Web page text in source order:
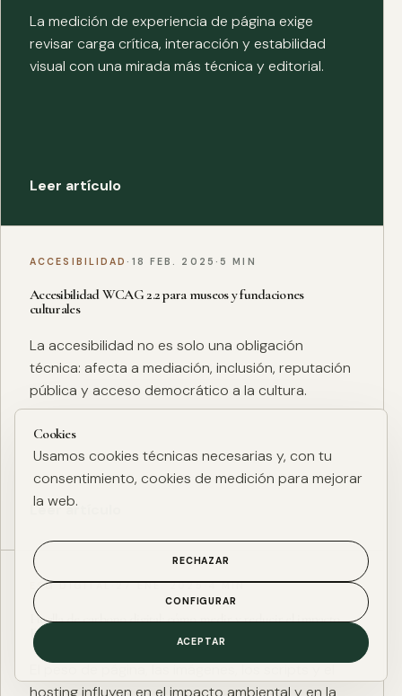
La medición de experiencia de página exige
revisar carga crítica, interacción y estabilidad
visual con una mirada más técnica y editorial.
Leer artículo
ACCESIBILIDAD · 18 FEB. 2025 · 5 MIN
Accesibilidad WCAG 2.2 para museos y fundaciones
culturales
La accesibilidad no es solo una obligación
técnica: afecta a mediación, inclusión, reputación
pública y acceso democrático a la cultura.
Leer artículo
ESG DIGITAL·27 ENE. 2025·4 MIN
Huella de carbono digital: cómo medir y reducir el impacto
ESG de una web
El peso de página, las imágenes, los scripts y el
hosting influyen en el impacto ambiental y en la
Cookies
Usamos cookies técnicas necesarias y, con tu
consentimiento, cookies de medición para mejorar
la web.
RECHAZAR
CONFIGURAR
ACEPTAR